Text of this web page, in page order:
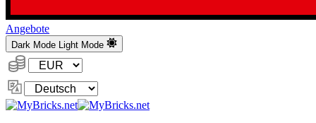
Angebote
Dark Mode Light Mode
Währung:
Sprache
ändern